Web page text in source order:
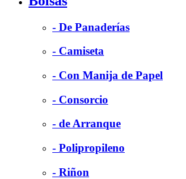
- De Panaderías
- Camiseta
- Con Manija de Papel
- Consorcio
- de Arranque
- Polipropileno
- Riñon